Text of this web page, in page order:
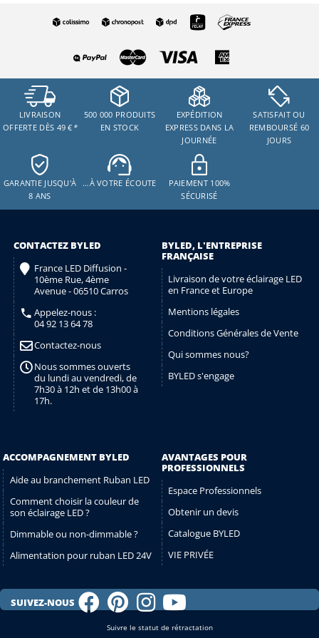
LIVRAISON
OFFERTE DÈS 49 € *
500 000 PRODUITS
EN STOCK
EXPÉDITION
EXPRESS DANS LA
JOURNÉE
SATISFAIT OU
REMBOURSÉ 60
JOURS
GARANTIE JUSQU'À
8 ANS
…À VOTRE ÉCOUTE
PAIEMENT 100%
SÉCURISÉ
CONTACTEZ BYLED
France LED Diffusion -
10ème Rue, 4ème
Avenue - 06510 Carros
Appelez-nous :
04 92 13 64 78
Contactez-nous
Nous sommes ouverts
du lundi au vendredi, de
7h30 à 12h et de 13h00 à
17h.
BYLED, L'ENTREPRISE
FRANÇAISE
Livraison de votre éclairage LED
en France et Europe
Mentions légales
Conditions Générales de Vente
Qui sommes nous?
BYLED s'engage
ACCOMPAGNEMENT BYLED
Aide au branchement Ruban LED
Comment choisir la couleur de
son éclairage LED ?
Dimmable ou non-dimmable ?
Alimentation pour ruban LED 24V
AVANTAGES POUR
PROFESSIONNELS
Espace Professionnels
Obtenir un devis
Catalogue BYLED
VIE PRIVÉE
SUIVEZ-NOUS
Suivre le statut de rétractation